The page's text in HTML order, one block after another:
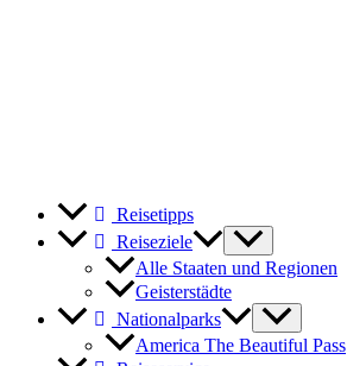
Reisetipps
Reiseziele
Alle Staaten und Regionen
Geisterstädte
Nationalparks
America The Beautiful Pass